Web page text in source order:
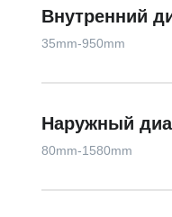
Внутренний
35mm-950mm
Наружный
80mm-1580mm